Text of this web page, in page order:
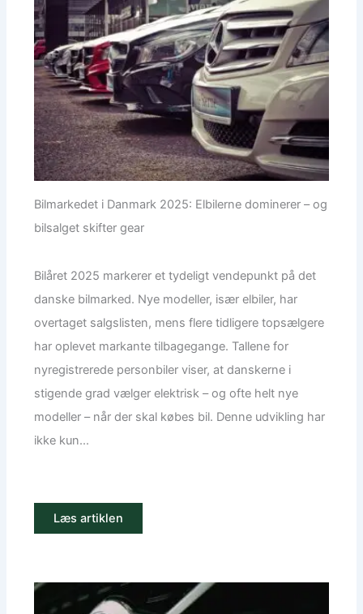
Bilmarkedet i Danmark 2025: Elbilerne dominerer – og
bilsalget skifter gear
Bilåret 2025 markerer et tydeligt vendepunkt på det
danske bilmarked. Nye modeller, især elbiler, har
overtaget salgslisten, mens flere tidligere topsælgere
har oplevet markante tilbagegange. Tallene for
nyregistrerede personbiler viser, at danskerne i
stigende grad vælger elektrisk – og ofte helt nye
modeller – når der skal købes bil. Denne udvikling har
ikke kun...
Læs artiklen